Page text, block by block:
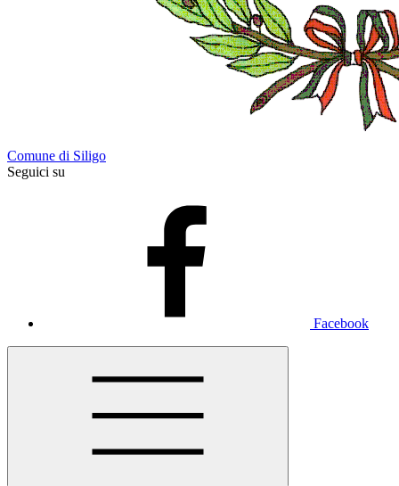
Comune di Siligo
Seguici su
Facebook